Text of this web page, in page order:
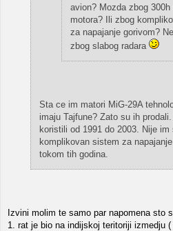
avion? Mozda zbog 300h
motora? Ili zbog
za napajanje gorivom?
zbog slabog radara
Sta ce im matori MiG-29A
imaju Tajfune? Zato su ih
koristili od 1991 do 2003. Nije
komplikovan sistem za
tokom tih godina.
Izvini molim te samo par napomena sto
1. rat je bio na indijskoj teritoriji izmedju